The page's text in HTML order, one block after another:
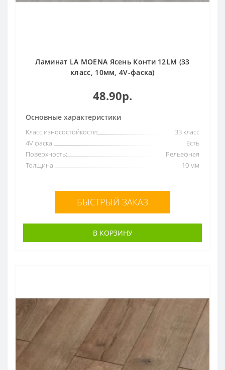
Ламинат LA MOENA Ясень Конти 12LM (33
класс, 10мм, 4V-фаска)
48.90р.
Основные характеристики
Класс износостойкости:
33 класс
4V фаска:
Есть
Поверхность:
Рельефная
Толщина:
10 мм
БЫСТРЫЙ ЗАКАЗ
В КОРЗИНУ